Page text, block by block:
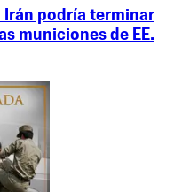
Irán podría terminar
municiones de EE.